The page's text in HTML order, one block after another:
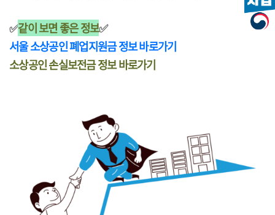
✅같이 보면 좋은 정보✅
서울 소상공인 폐업지원금 정보 바로가기
소상공인 손실보전금 정보 바로가기